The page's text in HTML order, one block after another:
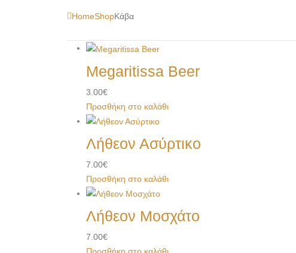
HomeShopΚάβα
Megaritissa Beer
3.00€
Προσθήκη στο καλάθι
Λήθεον Ασύρτικο
7.00€
Προσθήκη στο καλάθι
Λήθεον Μοσχάτο
7.00€